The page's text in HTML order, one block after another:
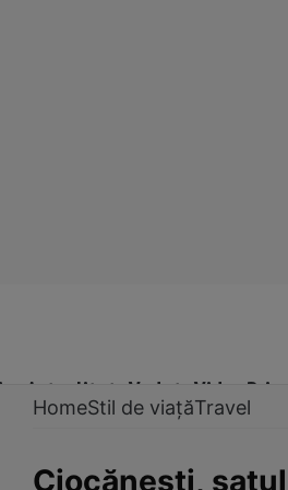
Actualitate Vedete Video
HomeStil de viațăTravel
Ciocăneşti,